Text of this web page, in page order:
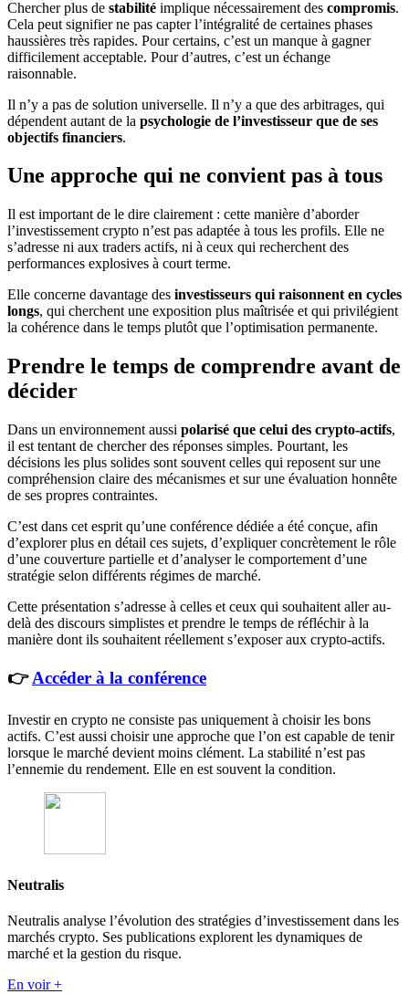
Chercher plus de stabilité implique nécessairement des compromis.
Cela peut signifier ne pas capter l’intégralité de certaines phases
haussières très rapides. Pour certains, c’est un manque à gagner
difficilement acceptable. Pour d’autres, c’est un échange
raisonnable.
Il n’y a pas de solution universelle. Il n’y a que des arbitrages, qui
dépendent autant de la psychologie de l’investisseur que de ses
objectifs financiers.
Une approche qui ne convient pas à tous
Il est important de le dire clairement : cette manière d’aborder
l’investissement crypto n’est pas adaptée à tous les profils. Elle ne
s’adresse ni aux traders actifs, ni à ceux qui recherchent des
performances explosives à court terme.
Elle concerne davantage des investisseurs qui raisonnent en cycles
longs, qui cherchent une exposition plus maîtrisée et qui privilégient
la cohérence dans le temps plutôt que l’optimisation permanente.
Prendre le temps de comprendre avant de
décider
Dans un environnement aussi polarisé que celui des crypto-actifs,
il est tentant de chercher des réponses simples. Pourtant, les
décisions les plus solides sont souvent celles qui reposent sur une
compréhension claire des mécanismes et sur une évaluation honnête
de ses propres contraintes.
C’est dans cet esprit qu’une conférence dédiée a été conçue, afin
d’explorer plus en détail ces sujets, d’expliquer concrètement le rôle
d’une couverture partielle et d’analyser le comportement d’une
stratégie selon différents régimes de marché.
Cette présentation s’adresse à celles et ceux qui souhaitent aller au-
delà des discours simplistes et prendre le temps de réfléchir à la
manière dont ils souhaitent réellement s’exposer aux crypto-actifs.
👉Accéder à la conférence
Investir en crypto ne consiste pas uniquement à choisir les bons
actifs. C’est aussi choisir une approche que l’on est capable de tenir
lorsque le marché devient moins clément. La stabilité n’est pas
l’ennemie du rendement. Elle en est souvent la condition.
Neutralis
Neutralis analyse l’évolution des stratégies d’investissement dans les
marchés crypto. Ses publications explorent les dynamiques de
marché et la gestion du risque.
En voir +